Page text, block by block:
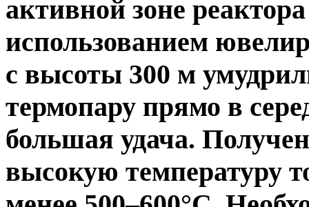
активной зоне
использованием
с высоты 300 м
термопару прямо в
большая удача.
высокую температуру